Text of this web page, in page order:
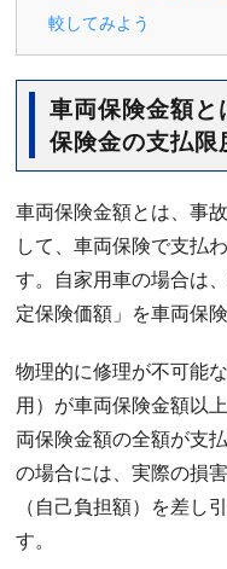
較してみよう
車両保険金額と
保険金の支払限
車両保険金額とは、事
して、車両保険で支払
す。自家用車の場合は
定保険価額」を車両保
物理的に修理が不可能
用）が車両保険金額以
両保険金額の全額が支
の場合には、実際の損
（自己負担額）を差し
す。